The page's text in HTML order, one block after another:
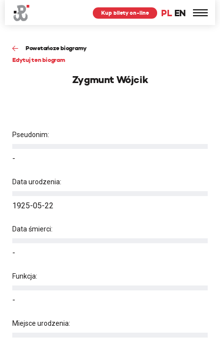
PL EN
Kup bilety on-line
Powstańcze biogramy
Edytuj ten biogram
Zygmunt Wójcik
Pseudonim:
-
Data urodzenia:
1925-05-22
Data śmierci:
-
Funkcja:
-
Miejsce urodzenia: